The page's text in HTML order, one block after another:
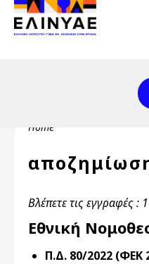
Skip to main content
Header Top 2
Header Top
Breadcrumb
Home
Βλέπετε τις εγγραφές :
Εθνική
Π.Δ. 80/2022 (ΦΕΚ